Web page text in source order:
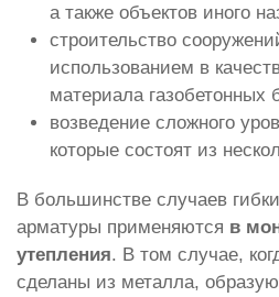
а также объектов иного
строительство
использованием в
материала газобетонных
возведение сложного
которые состоят из
В большинстве случаев
арматуры применяются в
утепления. В том случае,
сделаны из металла,